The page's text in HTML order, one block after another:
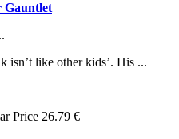
Gauntlet
isn’t like other kids’. His ...
Price 26.79 €